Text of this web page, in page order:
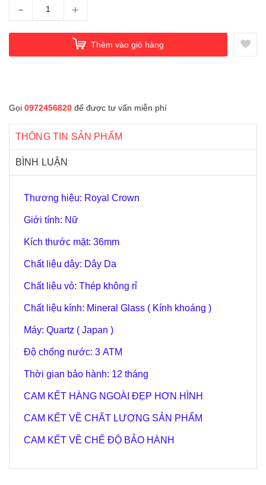
- +
Thêm vào giỏ hàng
Gọi 0972456820 để được tư vấn miễn phí
THÔNG TIN SẢN PHẨM
BÌNH LUẬN
Thương hiệu: Royal Crown
Giới tính: Nữ
Kích thước mặt: 36mm
Chất liệu dây: Dây Da
Chất liệu vỏ: Thép không rỉ
Chất liệu kính: Mineral Glass ( Kính khoáng )
Máy: Quartz ( Japan )
Độ chống nước: 3 ATM
Thời gian bảo hành: 12 tháng
CAM KẾT HÀNG NGOÀI ĐẸP HƠN HÌNH
CAM KẾT VỀ CHẤT LƯỢNG SẢN PHẨM
CAM KẾT VỀ CHẾ ĐỘ BẢO HÀNH